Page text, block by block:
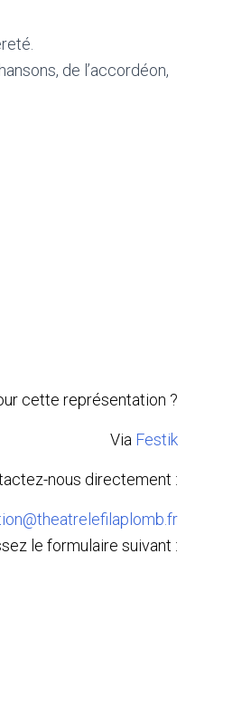
de l’accordéon,
cette représentation ?
Via Festik
nous directement :
le formulaire suivant :